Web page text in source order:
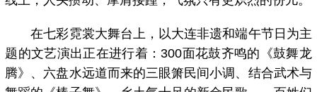
在七彩霓裳大舞台上，以大连非遗和端午节日为主
题的文艺演出正在进行着：300面花鼓齐鸣的《鼓舞龙
腾》、六盘水远道而来的三眼箫民间小调、结合武术与